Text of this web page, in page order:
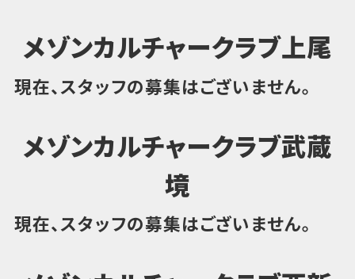
メゾンカルチャークラブ上尾
現在、スタッフの募集はございません。
メゾンカルチャークラブ武蔵
境
現在、スタッフの募集はございません。